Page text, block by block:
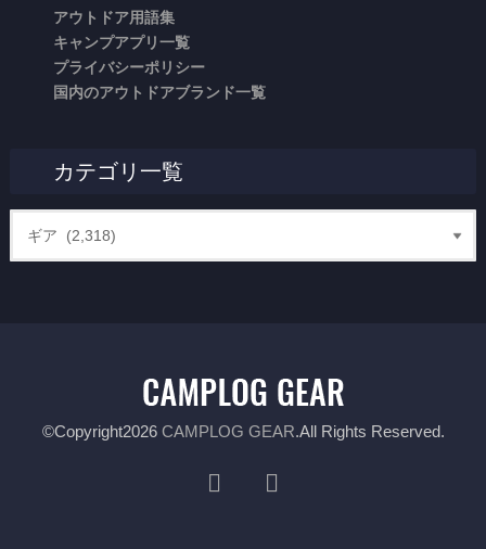
アウトドア用語集
キャンプアプリ一覧
プライバシーポリシー
国内のアウトドアブランド一覧
カテゴリ一覧
©Copyright2026 CAMPLOG GEAR.All Rights Reserved.